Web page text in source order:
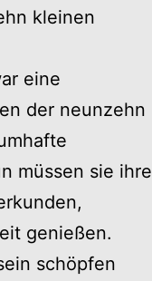
kleinen
eine
der neunzehn
müssen sie ihre
genießen.
schöpfen